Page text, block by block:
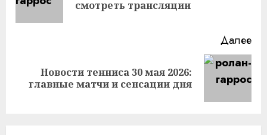
смотреть трансляции
Далее
Следующая
запись:
Новости тенниса 30 мая 2026:
главные матчи и сенсации дня